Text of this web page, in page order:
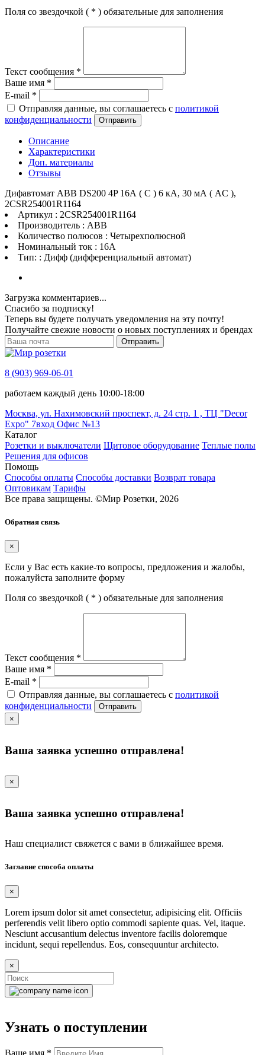
Поля со звездочкой ( * ) обязательные для заполнения
Текст сообщения *
Ваше имя *
E-mail *
Отправляя данные, вы соглашаетесь с политикой
конфиденциальности
Отправить
Описание
Характеристики
Доп. материалы
Отзывы
Дифавтомат ABB DS200 4P 16А ( C ) 6 кА, 30 мА ( AC ),
2CSR254001R1164
Артикул : 2CSR254001R1164
Производитель : ABB
Количество полюсов : Четырехполюсной
Номинальный ток : 16A
Тип: : Дифф (дифференциальный автомат)
Загрузка комментариев...
Спасибо за подписку!
Теперь вы будете получать уведомления на эту почту!
Получайте свежие новости о новых поступлениях и брендах
Отправить
8 (903) 969-06-01
работаем каждый день 10:00-18:00
Москва, ул. Нахимовский проспект, д. 24 стр. 1 , ТЦ "Decor
Expo" 7вход Офис №13
Каталог
Розетки и выключатели Щитовое оборудование Теплые полы
Решения для офисов
Помощь
Способы оплаты Способы доставки Возврат товара
Оптовикам Тарифы
Все права защищены. ©Мир Розетки, 2026
Обратная связь
×
Если у Вас есть какие-то вопросы, предложения и жалобы,
пожалуйста заполните форму
Поля со звездочкой ( * ) обязательные для заполнения
Текст сообщения *
Ваше имя *
E-mail *
Отправляя данные, вы соглашаетесь с политикой
конфиденциальности
Отправить
×
Ваша заявка успешно отправлена!
×
Ваша заявка успешно отправлена!
Наш специалист свяжется с вами в ближайшее время.
Заглавие способа оплаты
×
Lorem ipsum dolor sit amet consectetur, adipisicing elit. Officiis
perferendis velit libero optio commodi sapiente quas. Vel, itaque.
Nesciunt accusantium delectus inventore facilis doloremque
incidunt, sequi repellendus. Eos, consequuntur architecto.
×
Узнать о поступлении